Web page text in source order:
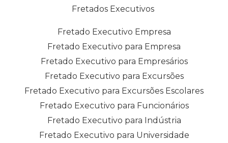
Fretados Executivos
Fretado Executivo Empresa
Fretado Executivo para Empresa
Fretado Executivo para Empresários
Fretado Executivo para Excursões
Fretado Executivo para Excursões Escolares
Fretado Executivo para Funcionários
Fretado Executivo para Indústria
Fretado Executivo para Universidade